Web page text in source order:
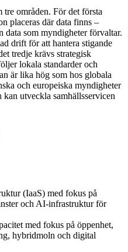
områden. För det första
placeras där data finns –
data som myndigheter förvaltar.
drift för att hantera stigande
tredje krävs strategisk
lokala standarder och
är lika hög som hos globala
och europeiska myndigheter
utveckla samhällsservicen
(IaaS) med fokus på
och AI-infrastruktur för
med fokus på öppenhet,
hybridmoln och digital